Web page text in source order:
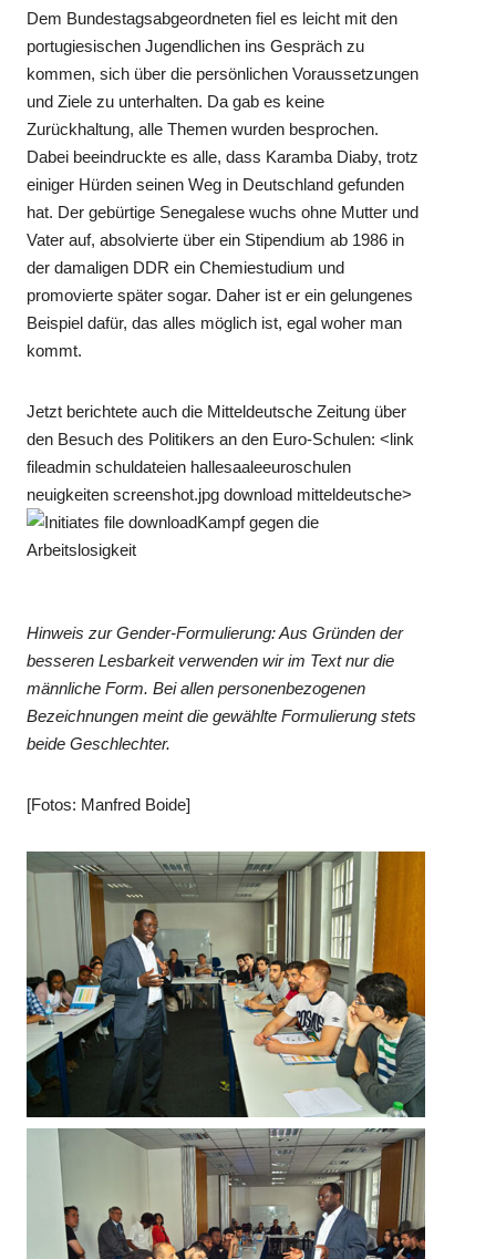
Dem Bundestagsabgeordneten fiel es leicht mit den
portugiesischen Jugendlichen ins Gespräch zu
kommen, sich über die persönlichen Voraussetzungen
und Ziele zu unterhalten. Da gab es keine
Zurückhaltung, alle Themen wurden besprochen.
Dabei beeindruckte es alle, dass Karamba Diaby, trotz
einiger Hürden seinen Weg in Deutschland gefunden
hat. Der gebürtige Senegalese wuchs ohne Mutter und
Vater auf, absolvierte über ein Stipendium ab 1986 in
der damaligen DDR ein Chemiestudium und
promovierte später sogar. Daher ist er ein gelungenes
Beispiel dafür, das alles möglich ist, egal woher man
kommt.
Jetzt berichtete auch die Mitteldeutsche Zeitung über
den Besuch des Politikers an den Euro-Schulen: <link
fileadmin schuldateien hallesaaleeuroschulen
neuigkeiten screenshot.jpg download mitteldeutsche>
Kampf gegen die
Arbeitslosigkeit
Hinweis zur Gender-Formulierung: Aus Gründen der
besseren Lesbarkeit verwenden wir im Text nur die
männliche Form. Bei allen personenbezogenen
Bezeichnungen meint die gewählte Formulierung stets
beide Geschlechter.
[Fotos: Manfred Boide]